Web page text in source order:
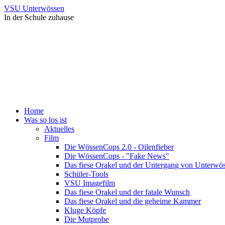
VSU Unterwössen
In der Schule zuhause
Home
Was so los ist
Aktuelles
Film
Die WössenCops 2.0 - Oilenfieber
Die WössenCops - "Fake News"
Das fiese Orakel und der Untergang von
Schüler-Tools
VSU Imagefilm
Das fiese Orakel und der fatale Wunsch
Das fiese Orakel und die geheime Kammer
Kluge Köpfe
Die Mutprobe